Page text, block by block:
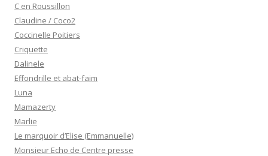
C en Roussillon
Claudine / Coco2
Coccinelle Poitiers
Criquette
Dalinele
Effondrille et abat-faim
Luna
Mamazerty
Marlie
Le marquoir d’Elise (Emmanuelle)
Monsieur Echo de Centre presse